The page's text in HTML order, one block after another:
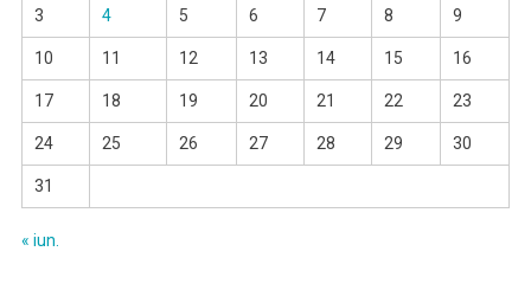
3 4 5 6 7 8 9
10 11 12 13 14 15 16
17 18 19 20 21 22 23
24 25 26 27 28 29 30
31
« iun.